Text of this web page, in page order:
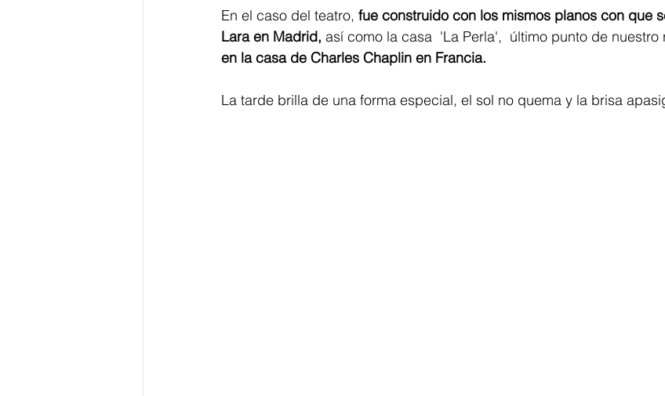
En el caso del teatro, fue construido con los mismos planos con que
Lara en Madrid, así como la casa  'La Perla',  último punto de nuestro
en la casa de Charles Chaplin en Francia.
La tarde brilla de una forma especial, el sol no quema y la brisa